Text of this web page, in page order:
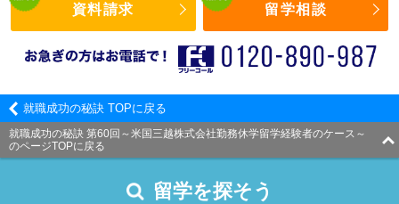
資料請求 留学相談
就職成功の秘訣 TOPに戻る
就職成功の秘訣 第60回～米国三越株式会社勤務休学留学経験者のケース～
のページTOPに戻る
留学を探そう